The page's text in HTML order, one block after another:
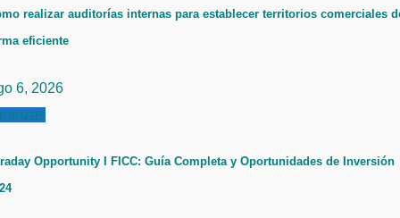
realizar auditorías internas para establecer territorios comerciales
eficiente
6, 2026
Opportunity I FICC: Guía Completa y Oportunidades de Inversión